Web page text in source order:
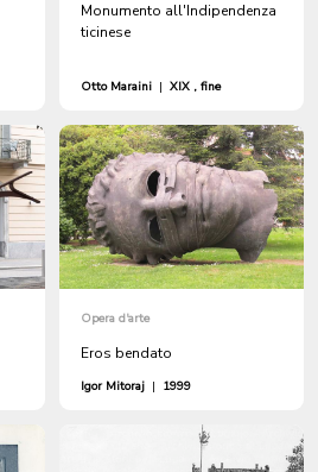
Monumento all'Indipendenza
ticinese
Otto Maraini | XIX , fine
Opera d'arte
Eros bendato
Igor Mitoraj | 1999